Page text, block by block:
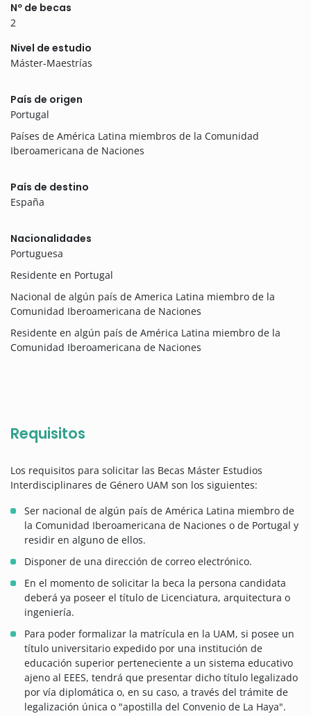
Nº de becas
2
Nivel de estudio
Máster-Maestrías
País de origen
Portugal
Países de América Latina miembros de la Comunidad
Iberoamericana de Naciones
País de destino
España
Nacionalidades
Portuguesa
Residente en Portugal
Nacional de algún país de America Latina miembro de la
Comunidad Iberoamericana de Naciones
Residente en algún país de América Latina miembro de la
Comunidad Iberoamericana de Naciones
Requisitos
Los requisitos para solicitar las Becas Máster Estudios
Interdisciplinares de Género UAM son los siguientes:
Ser nacional de algún país de América Latina miembro de
la Comunidad Iberoamericana de Naciones o de Portugal y
residir en alguno de ellos.
Disponer de una dirección de correo electrónico.
En el momento de solicitar la beca la persona candidata
deberá ya poseer el título de Licenciatura, arquitectura o
ingeniería.
Para poder formalizar la matrícula en la UAM, si posee un
título universitario expedido por una institución de
educación superior perteneciente a un sistema educativo
ajeno al EEES, tendrá que presentar dicho título legalizado
por vía diplomática o, en su caso, a través del trámite de
legalización única o "apostilla del Convenio de La Haya".